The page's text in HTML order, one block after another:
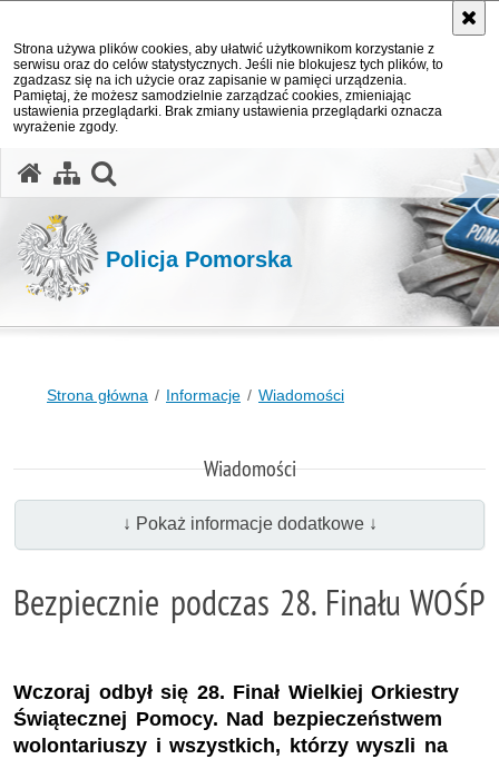
Strona używa plików cookies, aby ułatwić użytkownikom korzystanie z
serwisu oraz do celów statystycznych. Jeśli nie blokujesz tych plików, to
zgadzasz się na ich użycie oraz zapisanie w pamięci urządzenia.
Pamiętaj, że możesz samodzielnie zarządzać cookies, zmieniając
ustawienia przeglądarki. Brak zmiany ustawienia przeglądarki oznacza
wyrażenie zgody.
Policja Pomorska
Strona główna Informacje Wiadomości
Wiadomości
↓ Pokaż informacje dodatkowe ↓
Bezpiecznie podczas 28. Finału WOŚP
Wczoraj odbył się 28. Finał Wielkiej Orkiestry
Świątecznej Pomocy. Nad bezpieczeństwem
wolontariuszy i wszystkich, którzy wyszli na